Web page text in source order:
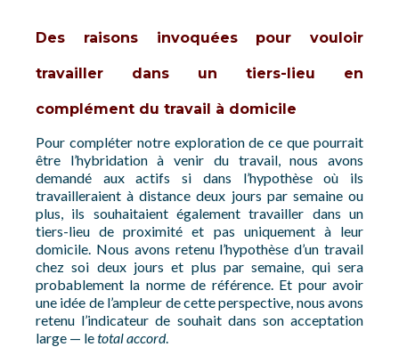
Des raisons invoquées pour vouloir
travailler dans un tiers-lieu en
complément du travail à domicile
Pour compléter notre exploration de ce que pourrait
être l’hybridation à venir du travail, nous avons
demandé aux actifs si dans l’hypothèse où ils
travailleraient à distance deux jours par semaine ou
plus, ils souhaitaient également travailler dans un
tiers-lieu de proximité et pas uniquement à leur
domicile. Nous avons retenu l’hypothèse d’un travail
chez soi deux jours et plus par semaine, qui sera
probablement la norme de référence. Et pour avoir
une idée de l’ampleur de cette perspective, nous avons
retenu l’indicateur de souhait dans son acceptation
large — letotal accord.